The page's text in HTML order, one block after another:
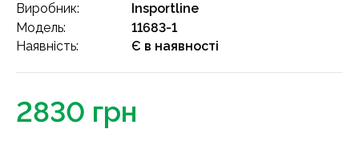
Виробник:
Insportline
Модель:
11683-1
Наявність:
Є в наявності
2830 грн